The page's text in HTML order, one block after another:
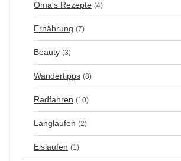
Oma's Rezepte (4)
Ernährung (7)
Beauty (3)
Wandertipps (8)
Radfahren (10)
Langlaufen (2)
Eislaufen (1)